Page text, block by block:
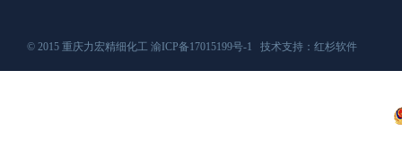
© 2015 重庆力宏精细化工 渝ICP备17015199号-1 技术支持： 红杉软件